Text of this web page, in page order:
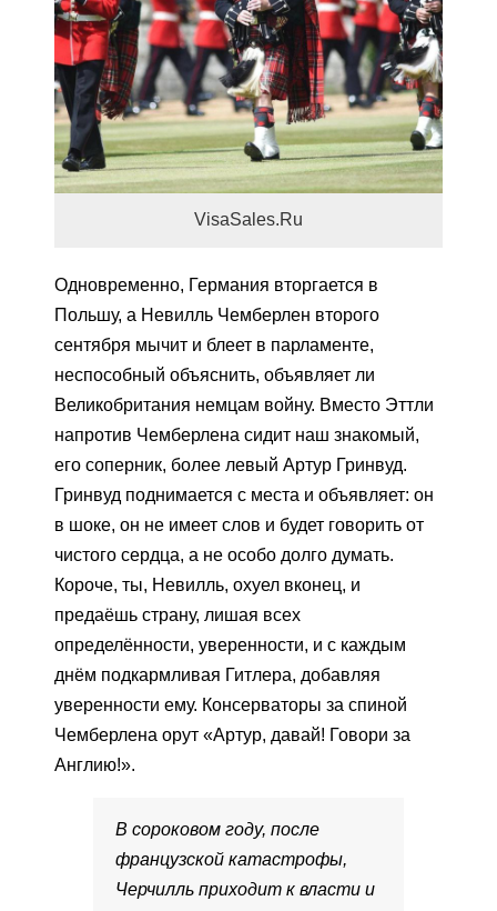
VisaSales.Ru
Одновременно, Германия вторгается в
Польшу, а Невилль Чемберлен второго
сентября мычит и блеет в парламенте,
неспособный объяснить, объявляет ли
Великобритания немцам войну. Вместо Эттли
напротив Чемберлена сидит наш знакомый,
его соперник, более левый Артур Гринвуд.
Гринвуд поднимается с места и объявляет: он
в шоке, он не имеет слов и будет говорить от
чистого сердца, а не особо долго думать.
Короче, ты, Невилль, охуел вконец, и
предаёшь страну, лишая всех
определённости, уверенности, и с каждым
днём подкармливая Гитлера, добавляя
уверенности ему. Консерваторы за спиной
Чемберлена орут «Артур, давай! Говори за
Англию!».
В сороковом году, после
французской катастрофы,
Черчилль приходит к власти и